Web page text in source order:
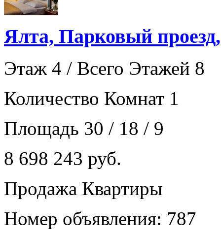
Ялта, Парковый
Этаж 4 / Всего Этажей 8
Количество Комнат 1
Площадь 30 / 18 / 9
8 698 243 руб.
Продажа Квартиры
Номер объявления: 787